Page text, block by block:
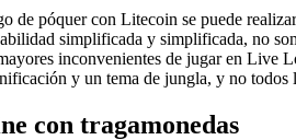
de póquer con Litecoin se puede
simplificada y simplificada, no
inconvenientes de jugar en Live
y un tema de jungla, y no todos
con tragamonedas